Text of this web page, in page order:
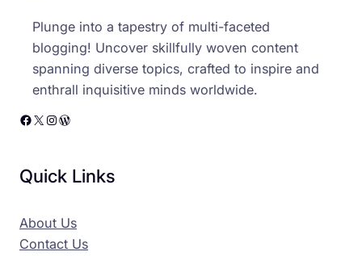
Plunge into a tapestry of multi-faceted
blogging! Uncover skillfully woven content
spanning diverse topics, crafted to inspire and
enthrall inquisitive minds worldwide.
Facebook X Instagram WordPress
Quick Links
About Us
Contact Us